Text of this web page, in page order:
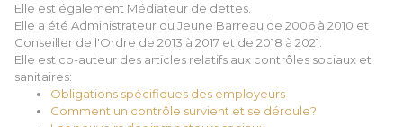
Elle est également Médiateur de dettes.
Elle a été Administrateur du Jeune Barreau de 2006 à 2010 et
Conseiller de l'Ordre de 2013 à 2017 et de 2018 à 2021.
Elle est co-auteur des articles relatifs aux contrôles sociaux et
sanitaires:
Obligations spécifiques des employeurs
Comment un contrôle survient et se déroule?